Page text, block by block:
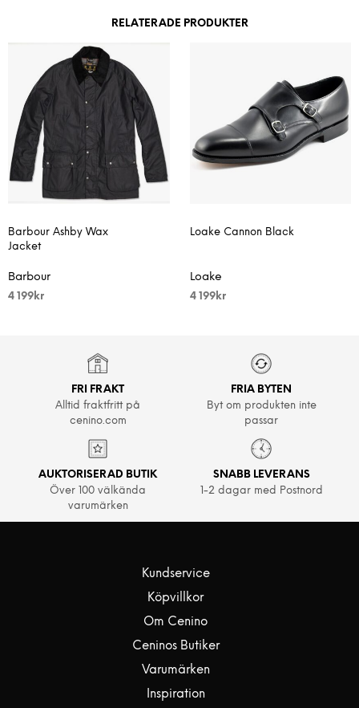
RELATERADE PRODUKTER
Barbour Ashby Wax
Jacket
Barbour
4 199 kr
Loake Cannon Black
Loake
4 199kr
FRI FRAKT
Alltid fraktfritt på
cenino.com
FRIA BYTEN
Byt om produkten inte
passar
AUKTORISERAD BUTIK
Över 100 välkända
varumärken
SNABB LEVERANS
1-2 dagar med Postnord
Kundservice
Köpvillkor
Om Cenino
Ceninos Butiker
Varumärken
Inspiration